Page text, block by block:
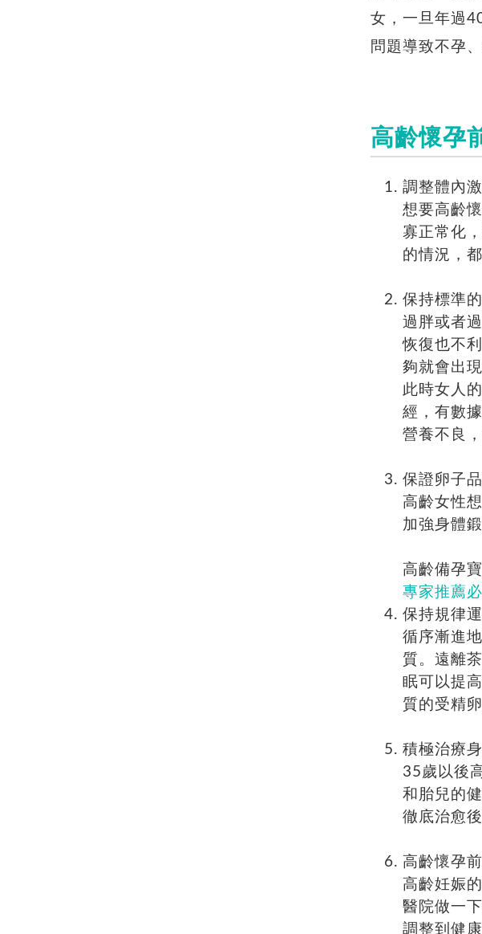
女，一旦年過
問題導致不孕
高齡懷孕
調整體內
想要高齡
寡正常化
的情況，
保持標準
過胖或者
恢復也不
夠就會出
此時女人
經，有數
營養不良
保證卵子
高齡女性
加強身體
高齡備孕寶
專家推薦
保持規律
循序漸進
質。遠離
眠可以提
質的受精卵
積極治療
35歲以後
和胎兒的
徹底治愈
高齡懷孕
高齡妊娠
醫院做一
調整到健康